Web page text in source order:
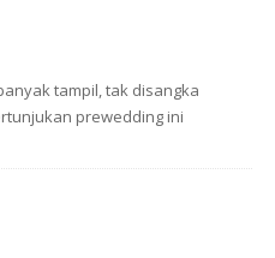
tampil, tak disangka
prewedding ini